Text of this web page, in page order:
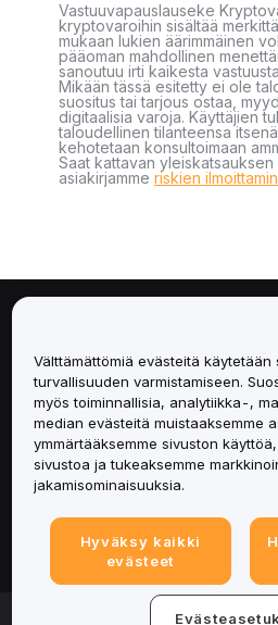
Vastuuvapauslauseke
kryptovaroihin sisältää
mukaan lukien äärimmäinen
pääoman mahdollinen
sanoutuu irti kaikesta
Mikään tässä esitetty ei ole
suositus tai tarjous ostaa,
digitaalisia varoja. Käyttäjien
taloudellinen tilanteensa
kehotetaan konsultoimaan
Saat kattavan yleiskatsauksen
asiakirjamme riskien
Palvelut
Tuki
Tuotteet
Lakiasiat
© 2025-2026 Bybit.eu. Kaikki
Välttämättömiä evästeitä käytetään
turvallisuuden varmistamiseen.
myös toiminnallisia, analytiikka-,
median evästeitä muistaaksemme
ymmärtääksemme sivuston
sivustoa ja tukeaksemme
jakamisominaisuuksia.
Hyväksy kaikki
evästeet